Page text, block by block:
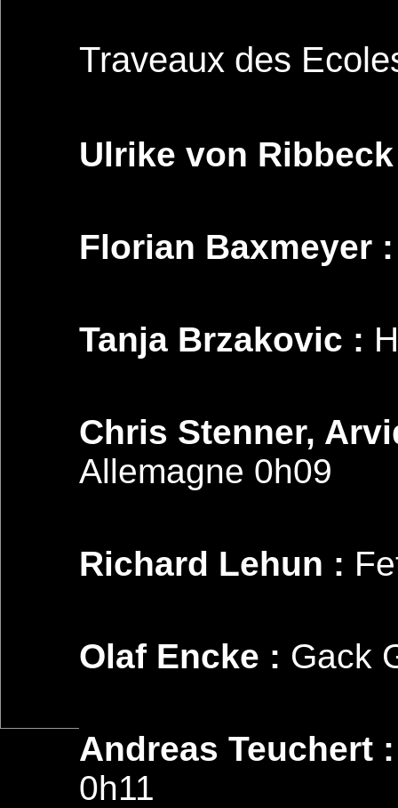
Traveaux des
Ulrike von
Florian Baxmeyer :
Tanja Brzakovic :
Chris Stenner,
Allemagne 0h09
Richard Lehun :
Olaf Encke : Gack
Andreas Teuchert :
0h11